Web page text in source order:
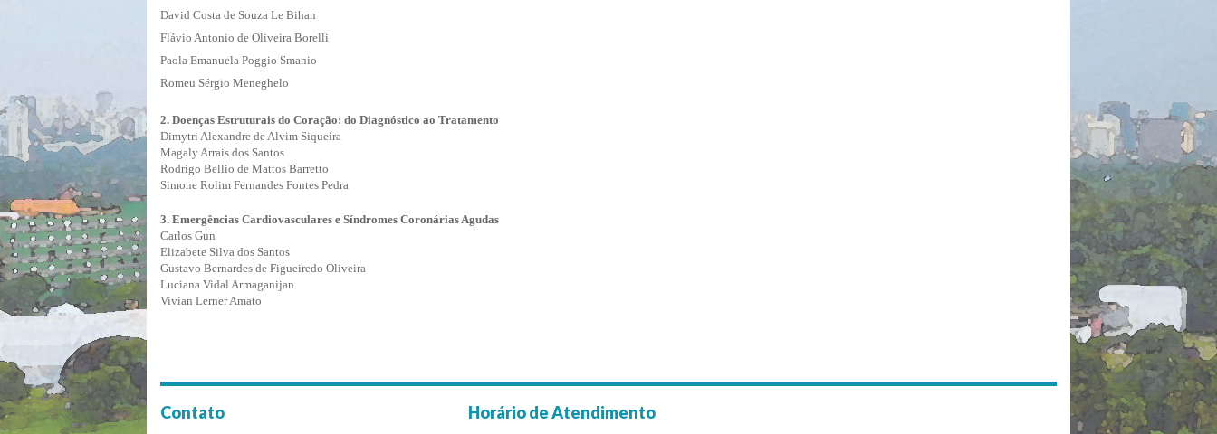
David Costa de Souza Le Bihan
Flávio Antonio de Oliveira Borelli
Paola Emanuela Poggio Smanio
Romeu Sérgio Meneghelo
2. Doenças Estruturais do Coração: do Diagnóstico ao Tratamento
Dimytri Alexandre de Alvim Siqueira
Magaly Arrais dos Santos
Rodrigo Bellio de Mattos Barretto
Simone Rolim Fernandes Fontes Pedra
3. Emergências Cardiovasculares e Síndromes Coronárias Agudas
Carlos Gun
Elizabete Silva dos Santos
Gustavo Bernardes de Figueiredo Oliveira
Luciana Vidal Armaganijan
Vivian Lerner Amato
Contato Horário de Atendimento